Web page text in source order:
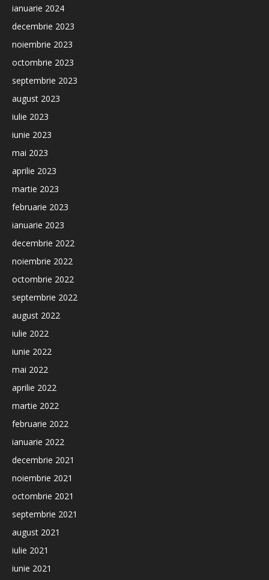
ianuarie 2024
decembrie 2023
noiembrie 2023
octombrie 2023
septembrie 2023
august 2023
iulie 2023
iunie 2023
mai 2023
aprilie 2023
martie 2023
februarie 2023
ianuarie 2023
decembrie 2022
noiembrie 2022
octombrie 2022
septembrie 2022
august 2022
iulie 2022
iunie 2022
mai 2022
aprilie 2022
martie 2022
februarie 2022
ianuarie 2022
decembrie 2021
noiembrie 2021
octombrie 2021
septembrie 2021
august 2021
iulie 2021
iunie 2021